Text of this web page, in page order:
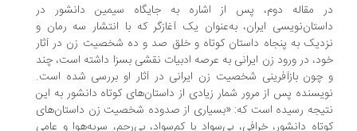
مقاله دوم، پس از اشاره به جایگاه سیمین دانشور در
ایران، به‌عنوان یک آغازگر که با انتشار سه رمان و
به پنجاه داستان کوتاه و خلق صد‌ و‌ ده شخصیت زن در آثار
در ورود زن ایرانی به عرصه ادبیات نقشی بسزا داشته است، چند
بازآفرینی شخصیت زن ایرانی در آثار او بررسی شده است.
پس از مرور شمار زیادی از داستان‌های کوتاه دانشور به این
رسیده است که: «بسیاری از صد‌و‌ده شخصیت زن داستان‌های
دانشور، خرافی، بی‌سواد یا کم‌سواد، بی‌رحم، سربه‌هوا و عامی